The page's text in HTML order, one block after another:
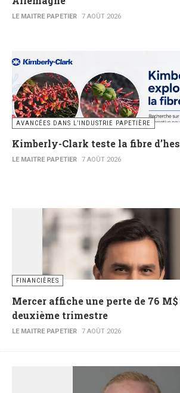
LE MAITRE PAPETIER 7 AOÛT 2026
AVANCÉES DANS L’INDUSTRIE PAPETIÈRE
Kimberly-Clark teste la fibre
LE MAITRE PAPETIER 7 AOÛT 2026
FINANCIÈRES
Mercer affiche une perte de 76 M$
deuxième trimestre
LE MAITRE PAPETIER 7 AOÛT 2026